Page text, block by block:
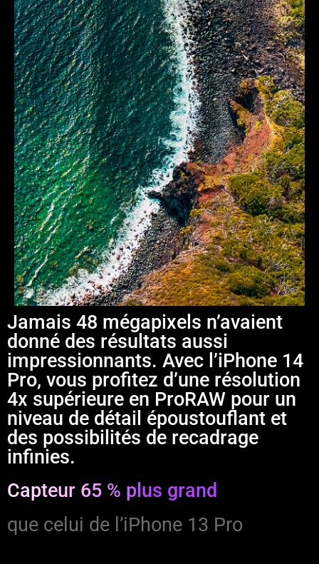
Jamais 48 mégapixels n’avaient
donné des résultats aussi
impressionnants. Avec l’iPhone 14
Pro, vous profitez d’une résolution
4x supérieure en ProRAW pour un
niveau de détail épous­tou­flant et
des possibilités de recadrage
infinies.
Capteur 65 % plus grand
que celui de l’iPhone 13 Pro